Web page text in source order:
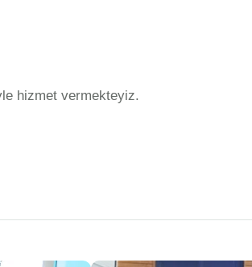
hizmet vermekteyiz.